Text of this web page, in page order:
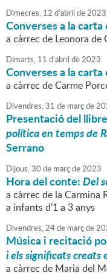
Dimecres, 12 d'abril de2023
Converses a la carta
a càrrec de Leonora de
Dimarts, 11 d'abril de2023
Converses a la carta
a càrrec de Carme
Divendres,31 de marçde
Presentació del
política en temps de
Serrano
Dijous,30 de marçde2023
Hora del conte:Del
a càrrec de la Carmina
a infants d'1 a 3 anys
Divendres,24de marçde
Música i recitació
i els significats creats
a càrrec de Maria del